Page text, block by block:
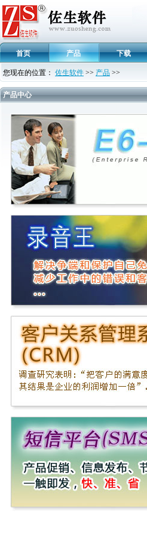
首页 产品 下载
您现在的位置： 佐生软件 >> 产品 >>
产品中心